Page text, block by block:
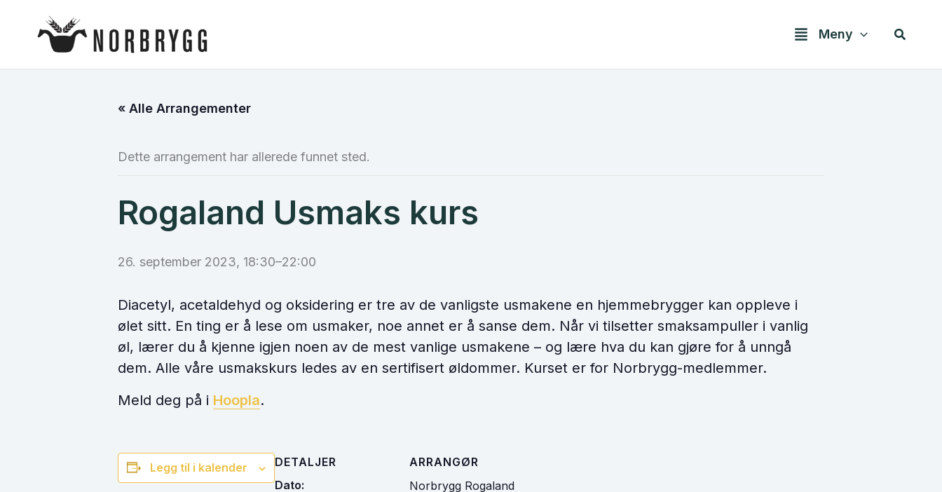
Meny Søk
« Alle Arrangementer
Dette arrangement har allerede funnet sted.
Rogaland Usmaks kurs
26. september 2023, 18:30–22:00
Diacetyl, acetaldehyd og oksidering er tre av de vanligste usmakene en hjemmebrygger kan oppleve i
ølet sitt. En ting er å lese om usmaker, noe annet er å sanse dem. Når vi tilsetter smaksampuller i vanlig
øl, lærer du å kjenne igjen noen av de mest vanlige usmakene – og lære hva du kan gjøre for å unngå
dem. Alle våre usmakskurs ledes av en sertifisert øldommer. Kurset er for Norbrygg-medlemmer.
Meld deg på i Hoopla.
Legg til i kalender
DETALJER
Dato:
ARRANGØR
Norbrygg Rogaland